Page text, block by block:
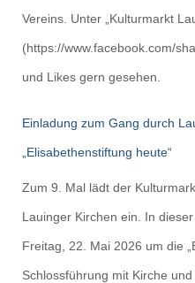
Vereins. Unter „Kulturmarkt
(https://www.facebook.com/
und Likes gern gesehen.
Einladung zum Gang durch
„Elisabethenstiftung heute“
Zum 9. Mal lädt der
Lauinger Kirchen ein. In
Freitag, 22. Mai 2026 um die
Schlossführung mit Kirche